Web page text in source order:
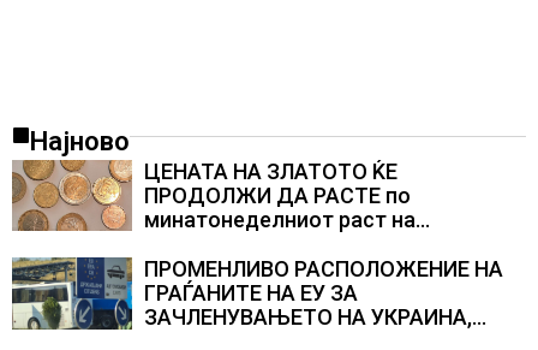
Најново
ЦЕНАТА НА ЗЛАТОТО ЌЕ
ПРОДОЛЖИ ДА РАСТЕ по
минатонеделниот раст на
ПРОМЕНЛИВО РАСПОЛОЖЕНИЕ НА
ГРАЃАНИТЕ НА ЕУ ЗА
ЗАЧЛЕНУВАЊЕТО НА УКРАИНА,